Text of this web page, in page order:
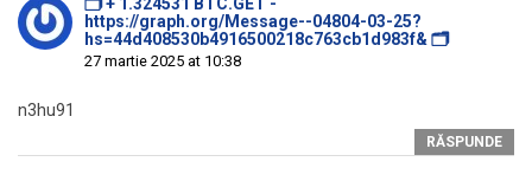
https://graph.org/Message--04804-03-25?
hs=44d408530b4916500218c763cb1d983f& 🗂
27 martie 2025 at 10:38
n3hu91
RĂSPUNDE